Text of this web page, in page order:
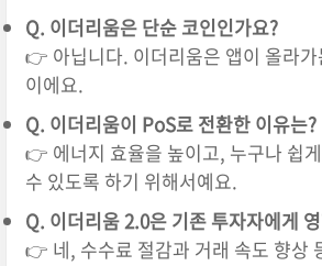
Q. 이더리움은 단순 코인인가요?
👉 아닙니다. 이더리움은 앱이 올라
이에요.
Q. 이더리움이 PoS로 전환한 이유는?
👉 에너지 효율을 높이고, 누구나 쉽
수 있도록 하기 위해서예요.
Q. 이더리움 2.0은 기존 투자자에게
👉 네, 수수료 절감과 거래 속도 향상